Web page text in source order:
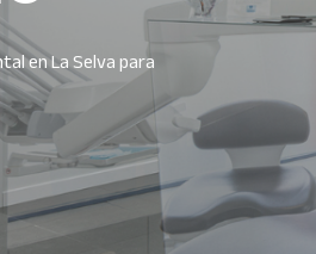
en La Selva para